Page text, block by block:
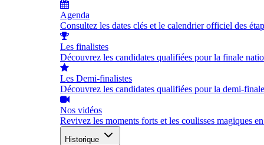
Agenda
Consultez les dates clés et le calendrier officiel des
Les finalistes
Découvrez les candidates qualifiées pour la finale
Les Demi-finalistes
Découvrez les candidates qualifiées pour la demi-finale
Nos vidéos
Revivez les moments forts et les coulisses magiques
Historique